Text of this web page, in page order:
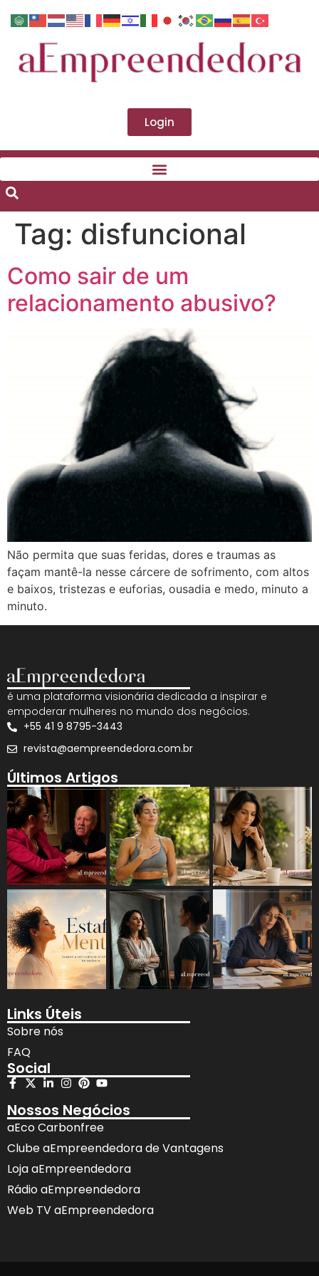
Login
Tag: disfuncional
Como sair de um
relacionamento abusivo?
Não permita que suas feridas, dores e traumas as
façam mantê-la nesse cárcere de sofrimento, com altos
e baixos, tristezas e euforias, ousadia e medo, minuto a
minuto.
é uma plataforma visionária dedicada a inspirar e
empoderar mulheres no mundo dos negócios.
+55 41 9 8795-3443
revista@aempreendedora.com.br
Últimos Artigos
Links Úteis
Sobre nós
FAQ
Social
Nossos Negócios
aEco Carbonfree
Clube aEmpreendedora de Vantagens
Loja aEmpreendedora
Rádio aEmpreendedora
Web TV aEmpreendedora